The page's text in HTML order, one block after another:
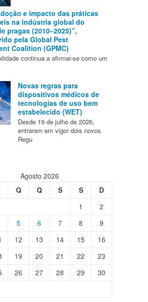
e impacto das práticas
na indústria global do
pragas (2010–2025)”,
pela Global Pest
Coalition (GPMC)
continua a afirmar-se como um
Novas regras para
dispositivos médicos de
tecnologias de uso bem
estabelecido (WET)
Desde 19 de julho de 2026,
entraram em vigor dois novos
Regu
Agosto 2026
Q Q S S
D
1
2
5 6 7 8
9
12 13 14 15
16
19 20 21 22
23
26 27 28 29
30